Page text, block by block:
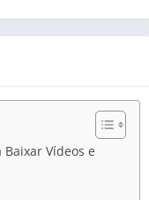
Vídeos e